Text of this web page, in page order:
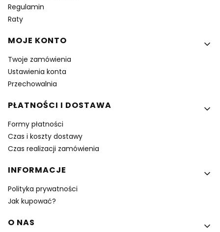
Regulamin
Raty
MOJE KONTO
Twoje zamówienia
Ustawienia konta
Przechowalnia
PŁATNOŚCI I DOSTAWA
Formy płatności
Czas i koszty dostawy
Czas realizacji zamówienia
INFORMACJE
Polityka prywatności
Jak kupować?
O NAS